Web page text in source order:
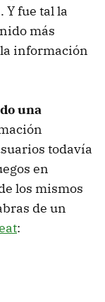
Y fue tal la
más
información
una
todavía
en
los mismos
de un
: